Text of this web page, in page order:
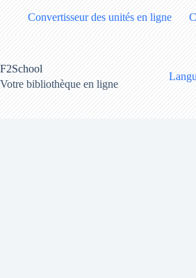
Convertisseur des unités en ligne
F2School
Votre bibliothèque en ligne